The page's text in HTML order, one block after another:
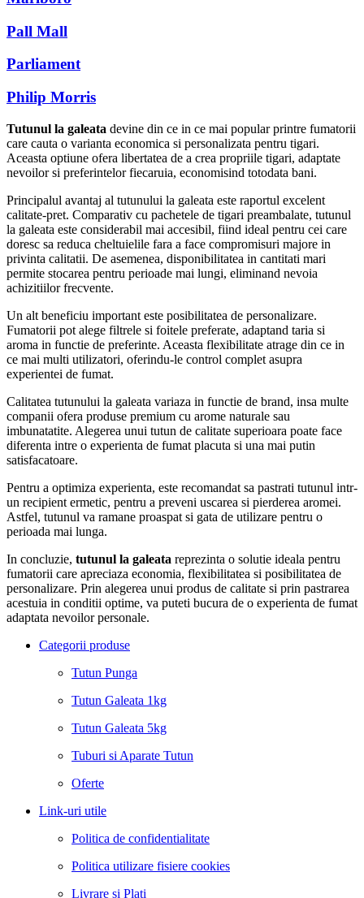
Pall Mall
Parliament
Philip Morris
Tutunul la galeata devine din ce in ce mai popular printre fumatorii
care cauta o varianta economica si personalizata pentru tigari.
Aceasta optiune ofera libertatea de a crea propriile tigari, adaptate
nevoilor si preferintelor fiecaruia, economisind totodata bani.
Principalul avantaj al tutunului la galeata este raportul excelent
calitate-pret. Comparativ cu pachetele de tigari preambalate, tutunul
la galeata este considerabil mai accesibil, fiind ideal pentru cei care
doresc sa reduca cheltuielile fara a face compromisuri majore in
privinta calitatii. De asemenea, disponibilitatea in cantitati mari
permite stocarea pentru perioade mai lungi, eliminand nevoia
achizitiilor frecvente.
Un alt beneficiu important este posibilitatea de personalizare.
Fumatorii pot alege filtrele si foitele preferate, adaptand taria si
aroma in functie de preferinte. Aceasta flexibilitate atrage din ce in
ce mai multi utilizatori, oferindu-le control complet asupra
experientei de fumat.
Calitatea tutunului la galeata variaza in functie de brand, insa multe
companii ofera produse premium cu arome naturale sau
imbunatatite. Alegerea unui tutun de calitate superioara poate face
diferenta intre o experienta de fumat placuta si una mai putin
satisfacatoare.
Pentru a optimiza experienta, este recomandat sa pastrati tutunul intr-
un recipient ermetic, pentru a preveni uscarea si pierderea aromei.
Astfel, tutunul va ramane proaspat si gata de utilizare pentru o
perioada mai lunga.
In concluzie, tutunul la galeata reprezinta o solutie ideala pentru
fumatorii care apreciaza economia, flexibilitatea si posibilitatea de
personalizare. Prin alegerea unui produs de calitate si prin pastrarea
acestuia in conditii optime, va puteti bucura de o experienta de fumat
adaptata nevoilor personale.
Categorii produse
Tutun Punga
Tutun Galeata 1kg
Tutun Galeata 5kg
Tuburi si Aparate Tutun
Oferte
Link-uri utile
Politica de confidentialitate
Politica utilizare fisiere cookies
Livrare si Plati